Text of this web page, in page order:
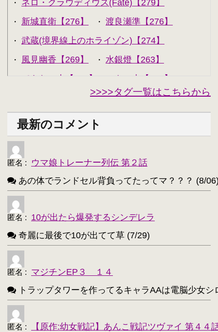
・ ネロ・クラウディウス(Fate)【279】
・ 新城直衛【276】 ・ 渡良瀬準【276】
・ 武蔵(境界線上のホライゾン)【274】
・ 風見幽香【269】 ・ 水銀燈【263】
できない夫【262】 キル夫【260】
セシリア・オルコット【240】
西住みほ【237】
・ ミーナ・ディートリンデ・ヴィルケ【223】
・ ニャル子【218】
・ ユウキ(SAO)【214】 ・ 古明地こいし【210】
・ アクア(このすば)【208】 キョン【205】
・ レミリア・スカーレット(東方project)【203】
・ アイリスフィール・フォン・アインツベルン【
・ 高町なのは【202】 ・
・ 響(艦これ)【197】 ・ 夜神月【196】
・ アティ(サモンナイト)【194】
・ 西住まほ【189】
>>>>タグ一覧はこちらから
最新のコメント
匿名 :
ウマ娘トレーナー列伝 第２話
あの体でランドセル背負ってたってマ？？？ (8/
匿名 :
10が出たら爆発するシンデレラ
奇麗に最後で10が出てて草 (7/29)
匿名 :
マジチンEP３ １４
トラップタワーを作ってるキャラAAは電脳少女シ
匿名 :
【原作:幼女戦記】あんこ戦記ツヴァイ 第４４